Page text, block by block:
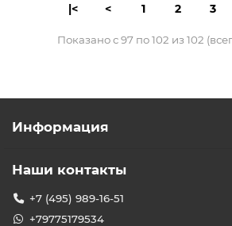
|< < 1 2 3
Показано с 97 по 102 из 102
Информация
Наши контакты
+7 (495) 989-16-51
+79775179534